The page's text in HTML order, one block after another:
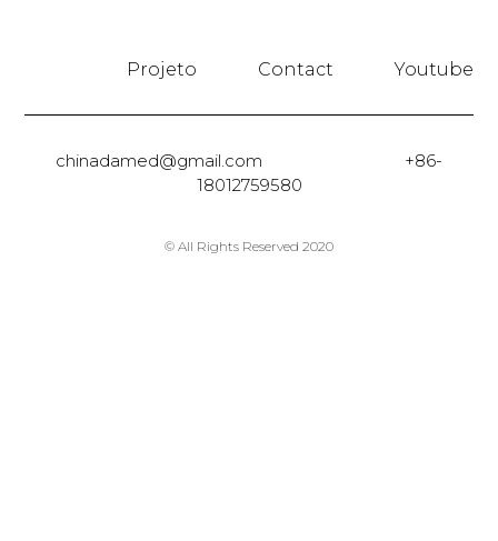
Projeto Contact Youtube
chinadamed@gmail.com +86-
18012759580
© All Rights Reserved 2020